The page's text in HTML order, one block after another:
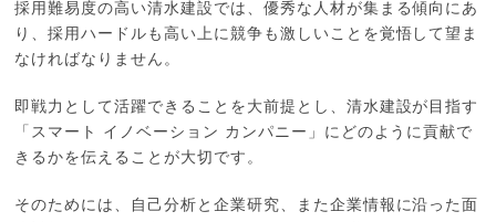
採用難易度の高い清水建設では、優秀な人材が集まる傾向にあ
り、採用ハードルも高い上に競争も激しいことを覚悟して望ま
なければなりません。
即戦力として活躍できることを大前提とし、清水建設が目指す
「スマート イノベーション カンパニー」にどのように貢献で
きるかを伝えることが大切です。
そのためには、自己分析と企業研究、また企業情報に沿った面